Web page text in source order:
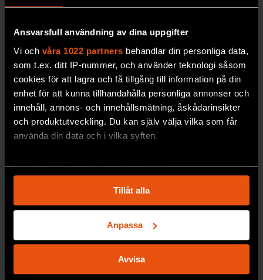
Ansvarsfull användning av dina uppgifter
Vi och våra 1022 partners behandlar din personliga data,
som t.ex. ditt IP-nummer, och använder teknologi såsom
cookies för att lagra och få tillgång till information på din
enhet för att kunna tillhandahålla personliga annonser och
innehåll, annons- och innehållsmätning, åskådarinsikter
och produktutveckling. Du kan själv välja vilka som får
använda din data och i vilka syften.
Med din tillåtelse skulle vi även vilja:
som kan ha en noggrannhet på upp till flera meter
Identifiera din enhet genom att aktivt skanna den
för specifika kännetecken (fingeravtryck)
Ta reda på mer om hur dina personliga uppgifter
Tillåt alla
Anpassa
Avvisa
”Förbjud alla
religiösa
symboler –
inte bara
muslimska”
Sverige har gett
religionsfriheten
jämställdheten,
menar forskaren